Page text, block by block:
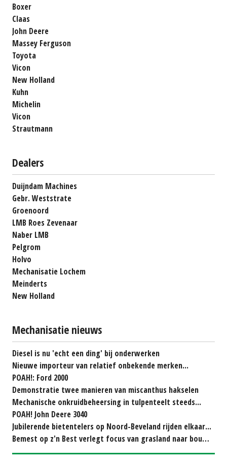
Boxer
Claas
John Deere
Massey Ferguson
Toyota
Vicon
New Holland
Kuhn
Michelin
Vicon
Strautmann
Dealers
Duijndam Machines
Gebr. Weststrate
Groenoord
LMB Roes Zevenaar
Naber LMB
Pelgrom
Holvo
Mechanisatie Lochem
Meinderts
New Holland
Mechanisatie nieuws
Diesel is nu 'echt een ding' bij onderwerken
Nieuwe importeur van relatief onbekende merken...
POAH!: Ford 2000
Demonstratie twee manieren van miscanthus hakselen
Mechanische onkruidbeheersing in tulpenteelt steeds...
POAH! John Deere 3040
Jubilerende bietentelers op Noord-Beveland rijden elkaar...
Bemest op z'n Best verlegt focus van grasland naar bouwland